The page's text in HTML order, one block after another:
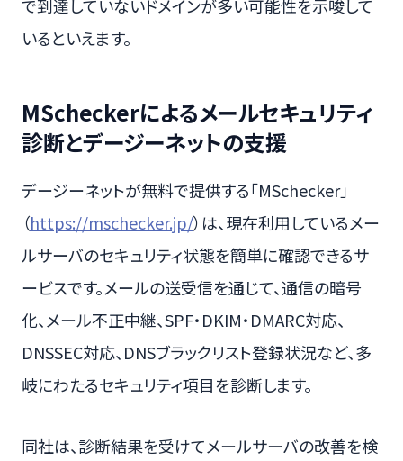
で到達していないドメインが多い可能性を示唆して
いるといえます。
MScheckerによるメールセキュリティ
診断とデージーネットの支援
デージーネットが無料で提供する「MSchecker」
（https://mschecker.jp/）は、現在利用しているメー
ルサーバのセキュリティ状態を簡単に確認できるサ
ービスです。メールの送受信を通じて、通信の暗号
化、メール不正中継、SPF・DKIM・DMARC対応、
DNSSEC対応、DNSブラックリスト登録状況など、多
岐にわたるセキュリティ項目を診断します。
同社は、診断結果を受けてメールサーバの改善を検